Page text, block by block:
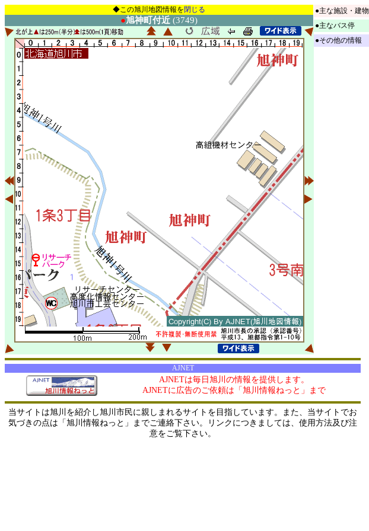
◆この旭川地図情報を閉じる
●旭神町付近 (3749)
●主な施設・建物
●主なバス停
●その他の情報
AJNET
AJNETは毎日旭川の情報を提供します。
AJNETに広告のご依頼は「旭川情報ねっと」まで
当サイトは旭川を紹介し旭川市民に親しまれるサイトを目指しています。また、当サイトでお
気づきの点は「旭川情報ねっと」までご連絡下さい。リンクにつきましては、使用方法及び注
意をご覧下さい。